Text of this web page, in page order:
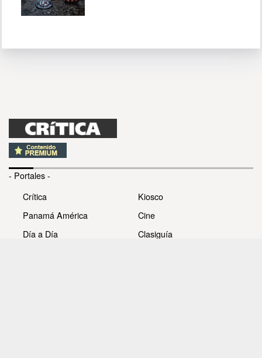
- Portales -
Crítica
Panamá América
Día a Día
Kiosco
Cine
Clasiguía